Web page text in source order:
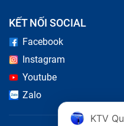
KẾT NỐI SOCIAL
Facebook
Instagram
Youtube
Zalo
KTV